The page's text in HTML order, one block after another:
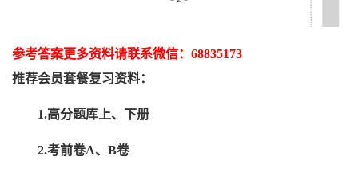
参考答案更多资料请联系微信： 68835173
推荐会员套餐复习资料：
1.高分题库上、下册
2.考前卷A、B卷